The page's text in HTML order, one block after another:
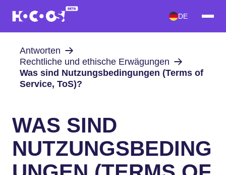
DE
Antworten
Rechtliche und ethische Erwägungen
Was sind Nutzungsbedingungen (Terms of
Service, ToS)?
WAS SIND
NUTZUNGSBEDING